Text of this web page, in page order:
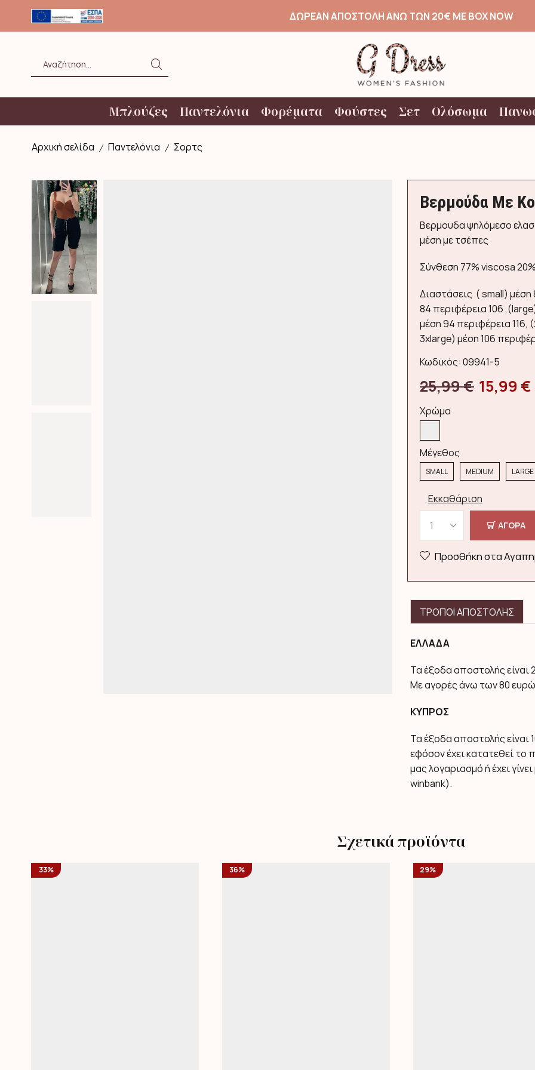
ΑΝΩ ΤΩΝ 20€ ΜΕ BOX NOW ΔΩΡΕΑΝ ΑΠΟΣΤΟΛΗ ΑΝΩ ΤΩΝ 20€ ΜΕ BOX NOW
input
Μπλούζες Παντελόνια Φορέματα Φούστες Σετ Ολόσωμα
Αρχική σελίδα / Παντελόνια / Σορτς
Βερμούδα Με
Βερμουδα ψηλόμεσο
μέση με τσέπες
Σύνθεση 77% viscosa
Διαστάσεις ( small) μέση
84 περιφέρεια 106
μέση 94 περιφέρεια 116,
3xlarge) μέση 106
Κωδικός: 09941-5
25,99€ Original
25,99 €.
15,99 €
Χρώμα
Μέγεθος
SMALL MEDIUM LARGE
Εκκαθάριση
Βερμούδα
Με
Κορδόνι
Μαυρο
quantity
ΑΓΟΡΑ
Προσθήκη στα
ΤΡΟΠΟΙ ΑΠΟΣΤΟΛΗΣ
ΕΛΛΑΔΑ
Τα έξοδα αποστολής είναι
Με αγορές άνω των 80
ΚΥΠΡΟΣ
Τα έξοδα αποστολής είναι
εφόσον έχει κατατεθεί
μας λογαριασμό ή έχει
winbank).
Σχετικά προϊόντα
33% 36% 29%